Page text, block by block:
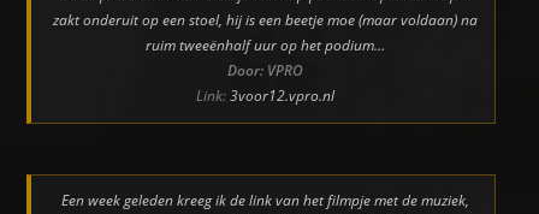
zakt onderuit op een stoel, hij is een beetje moe (maar voldaan) na
ruim tweeënhalf uur op het podium…
Door: VPRO
Link:3voor12.vpro.nl
Een week geleden kreeg ik de link van het filmpje met de muziek,